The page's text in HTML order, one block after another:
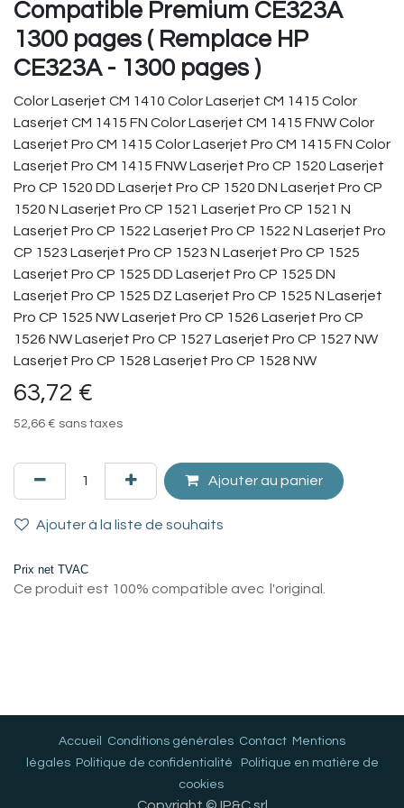
Compatible Premium CE323A
1300 pages ( Remplace HP
CE323A - 1300 pages )
Color Laserjet CM 1410 Color Laserjet CM 1415 Color
Laserjet CM 1415 FN Color Laserjet CM 1415 FNW Color
Laserjet Pro CM 1415 Color Laserjet Pro CM 1415 FN Color
Laserjet Pro CM 1415 FNW Laserjet Pro CP 1520 Laserjet
Pro CP 1520 DD Laserjet Pro CP 1520 DN Laserjet Pro CP
1520 N Laserjet Pro CP 1521 Laserjet Pro CP 1521 N
Laserjet Pro CP 1522 Laserjet Pro CP 1522 N Laserjet Pro
CP 1523 Laserjet Pro CP 1523 N Laserjet Pro CP 1525
Laserjet Pro CP 1525 DD Laserjet Pro CP 1525 DN
Laserjet Pro CP 1525 DZ Laserjet Pro CP 1525 N Laserjet
Pro CP 1525 NW Laserjet Pro CP 1526 Laserjet Pro CP
1526 NW Laserjet Pro CP 1527 Laserjet Pro CP 1527 NW
Laserjet Pro CP 1528 Laserjet Pro CP 1528 NW
63,72 €
52,66 € sans taxes
Ajouter au panier
Ajouter à la liste de souhaits
Prix net TVAC
Ce produit est 100% compatible avec l'original.
Accueil Conditions générales Contact Mentions
légales
Politique de confidentialité
Politique en matière de
cookies